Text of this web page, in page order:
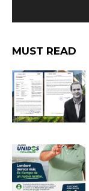
MUST READ